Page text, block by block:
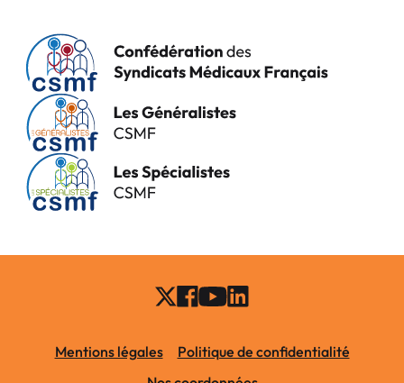
Mentions légales
Politique de confidentialité